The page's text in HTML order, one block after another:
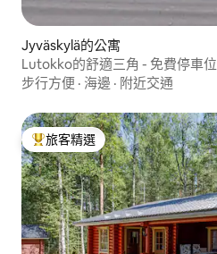
Jyväskylä的公寓
Lutokko的舒適三角 - 免費停車位
步行方便 · 海邊 · 附近交通
旅客精選榜首
旅客精選